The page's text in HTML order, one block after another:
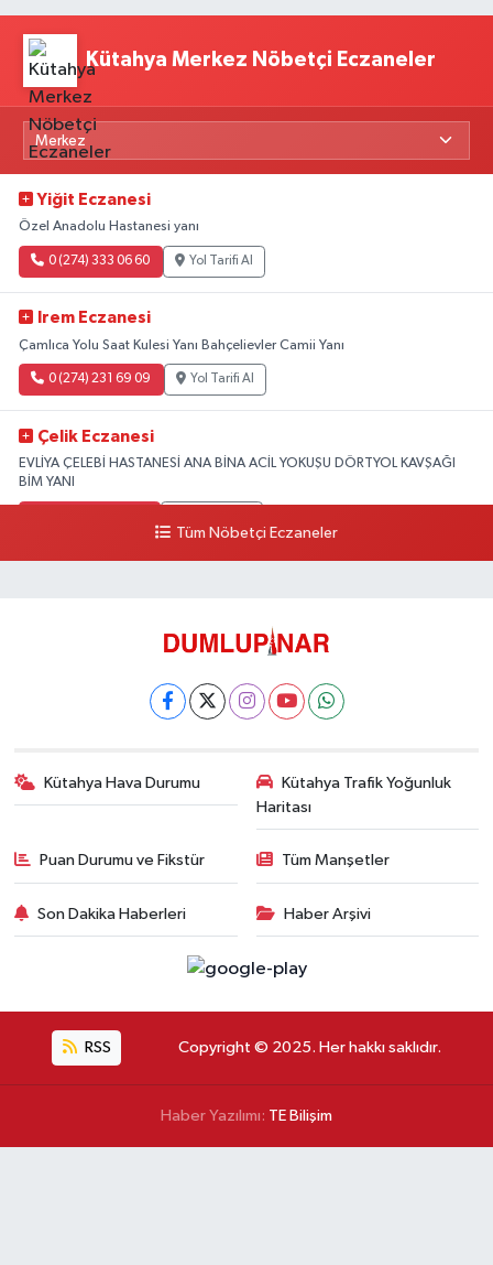
Kütahya Merkez Nöbetçi Eczaneler
Yiğit Eczanesi
Özel Anadolu Hastanesi yanı
0 (274) 333 06 60 Yol Tarifi Al
Irem Eczanesi
Çamlıca Yolu Saat Kulesi Yanı Bahçelievler Camii Yanı
0 (274) 231 69 09 Yol Tarifi Al
Çelik Eczanesi
EVLİYA ÇELEBİ HASTANESİ ANA BİNA ACİL YOKUŞU DÖRTYOL KAVŞAĞI
BİM YANI
Tüm Nöbetçi Eczaneler
Kütahya Hava Durumu
Kütahya Trafik Yoğunluk
Haritası
Puan Durumu ve Fikstür Tüm Manşetler
Son Dakika Haberleri Haber Arşivi
RSS Copyright © 2025. Her hakkı saklıdır.
Haber Yazılımı: TE Bilişim